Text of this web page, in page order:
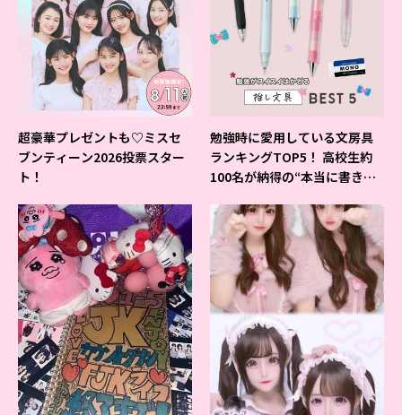
超豪華プレゼントも♡ミスセ
ブンティーン2026投票スター
ト！
勉強時に愛用している文房具
ランキングTOP5！ 高校生約
100名が納得の“本当に書きや